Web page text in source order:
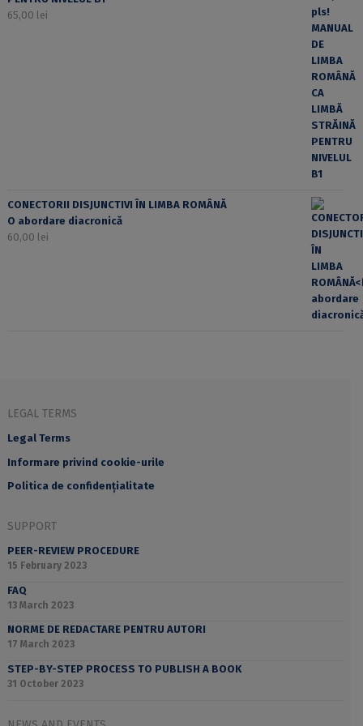
65,00 lei
CONECTORII DISJUNCTIVI ÎN LIMBA ROMÂNĂ
O abordare diacronică
60,00 lei
LEGAL TERMS
Legal Terms
Informare privind cookie-urile
Politica de confidențialitate
SUPPORT
PEER-REVIEW PROCEDURE
15 February 2023
FAQ
13 March 2023
NORME DE REDACTARE PENTRU AUTORI
17 March 2023
STEP-BY-STEP PROCESS TO PUBLISH A BOOK
31 October 2023